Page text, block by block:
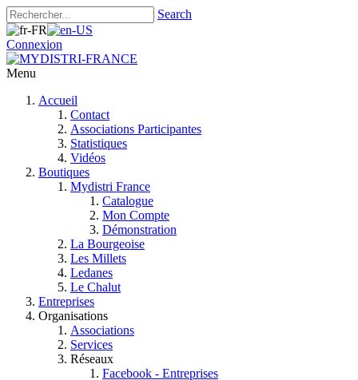
Search
Connexion
Menu
Accueil
Contact
Associations Participantes
Statistiques
Vidéos
Boutiques
Mydistri France
Catalogue
Mon Compte
Démonstration
La Bourgeoise
Les Millets
Ledanes
Le Chalut
Entreprises
Organisations
Associations
Services
Réseaux
Facebook - Entreprises